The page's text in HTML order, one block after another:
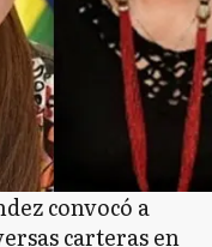
convocó a
carteras en